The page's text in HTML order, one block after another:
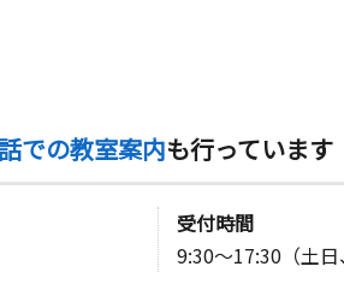
での教室案内も行っています
受付時間
9:30～17:30（土日